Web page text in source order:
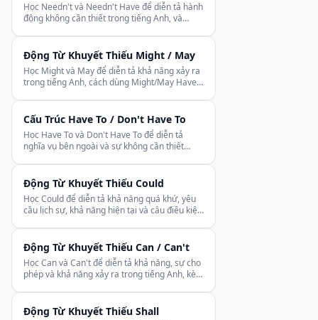
Học Needn't và Needn't Have để diễn tả hành
động không cần thiết trong tiếng Anh, và
Động Từ Khuyết Thiếu Might / May
Học Might và May để diễn tả khả năng xảy ra
trong tiếng Anh, cách dùng Might/May Have
Cấu Trúc Have To / Don't Have To
Học Have To và Don't Have To để diễn tả
nghĩa vụ bên ngoài và sự không cần thiết
Must.
Động Từ Khuyết Thiếu Could
Học Could để diễn tả khả năng quá khứ, yêu
cầu lịch sự, khả năng hiện tại và câu điều kiện
đã lỡ.
Động Từ Khuyết Thiếu Can / Can't
Học Can và Can't để diễn tả khả năng, sự cho
phép và khả năng xảy ra trong tiếng Anh, kèm
Động Từ Khuyết Thiếu Shall